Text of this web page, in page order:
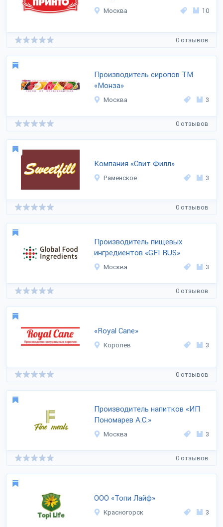
Москва 10
0 отзывов
Производитель сиропов ТМ
«Монза»
Москва 3
0 отзывов
Компания «Свит Филл»
Раменское 3
0 отзывов
Производитель пищевых
ингредиентов «GFI RUS»
Москва 3
0 отзывов
«Royal Cane»
Королев 3
0 отзывов
Производитель напитков «ИП
Пономарев А.С.»
Москва 3
0 отзывов
ООО «Топи Лайф»
Красногорск 3